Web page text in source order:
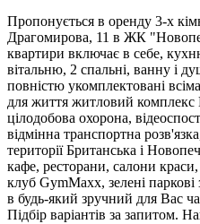
Пропонується в оренду 3-х
Драгомирова, 11 в ЖК
квартири включає в себе,
вітальню, 2 спальні, ванну і
повністю укомплектовані
для життя житловий комплекс
цілодобова охорона,
відмінна транспортна
території Британська і
кафе, ресторани, салони
клуб GymMaxx, зелені
в будь-який зручний для Вас
Підбір варіантів за запитом.